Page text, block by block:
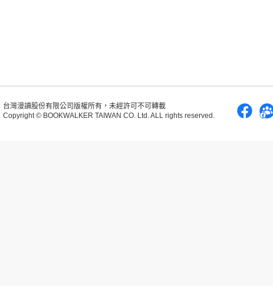
台灣漫讀股份有限公司版權所有，未經許可不可轉載
Copyright © BOOKWALKER TAIWAN CO. Ltd. ALL rights reserved.